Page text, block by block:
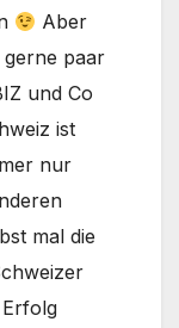
Aber
paar
und Co
ist
nur
mal die